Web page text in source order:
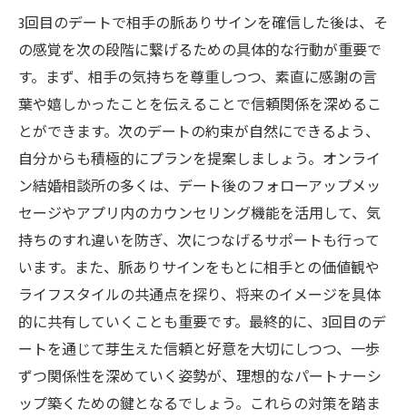
3回目のデートで相手の脈ありサインを確信した後は、そ
の感覚を次の段階に繋げるための具体的な行動が重要で
す。まず、相手の気持ちを尊重しつつ、素直に感謝の言
葉や嬉しかったことを伝えることで信頼関係を深めるこ
とができます。次のデートの約束が自然にできるよう、
自分からも積極的にプランを提案しましょう。オンライ
ン結婚相談所の多くは、デート後のフォローアップメッ
セージやアプリ内のカウンセリング機能を活用して、気
持ちのすれ違いを防ぎ、次につなげるサポートも行って
います。また、脈ありサインをもとに相手との価値観や
ライフスタイルの共通点を探り、将来のイメージを具体
的に共有していくことも重要です。最終的に、3回目のデ
ートを通じて芽生えた信頼と好意を大切にしつつ、一歩
ずつ関係性を深めていく姿勢が、理想的なパートナーシ
ップ築くための鍵となるでしょう。これらの対策を踏ま